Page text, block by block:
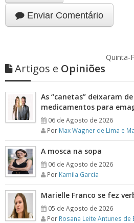
Enviar Comentário
Quinta-
Artigos e Opiniões
As “canetas” deixaram
medicamentos para
06 de Agosto de 2026
Por Max Wagner de Lima e
A mosca na sopa
06 de Agosto de 2026
Por Kamila Garcia
Marielle Franco se fez
05 de Agosto de 2026
Por Rosana Leite Antunes de